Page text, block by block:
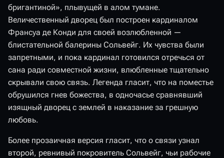
бригантиной», плывущей в алом тумане.
Величественный дворец был построен кардиналом
Франсуа де Конди для своей возлюбленной —
блистательной балерины Сольвейг. Их чувства были
запретными, и пока кардинал готовился отречься от
сана ради совместной жизни, влюбленные тщательно
скрывали свою связь. Легенда гласит, что на поместье
обрушился гнев божества, в одночасье сравнявший
изящный дворец с землей в наказание за грешную
любовь.
Более прозаичная версия гласит, что о связи узнал
второй, ревнивый покровитель Сольвейг, чьи рабочие